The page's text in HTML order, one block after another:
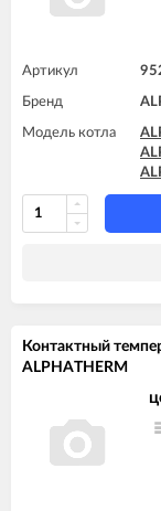
Артикул
Бренд
Модель котла
Контактный
ALPHATHERM